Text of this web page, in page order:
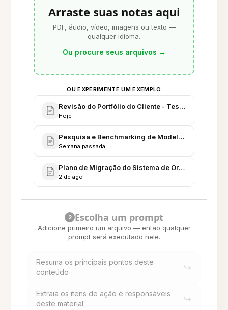
Arraste suas notas aqui
PDF, áudio, vídeo, imagens ou texto —
qualquer idioma.
Ou procure seus arquivos →
OU EXPERIMENTE UM EXEMPLO
Revisão do Portfólio do Cliente - Tesouraria Q3 -
Hoje
Pesquisa e Benchmarking de Modelagem de
Semana passada
Plano de Migração do Sistema de Originação de
2 de ago
2 Escolha um prompt
Adicione primeiro um arquivo — então qualquer
prompt será executado nele.
Resuma os principais pontos deste
conteúdo
Extraia os itens de ação e responsáveis
deste material